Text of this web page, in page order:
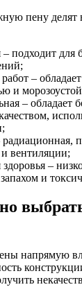
пену делят
– подходит для
–
и
– обладает
вентиляции;
здоровья –
и
напрямую